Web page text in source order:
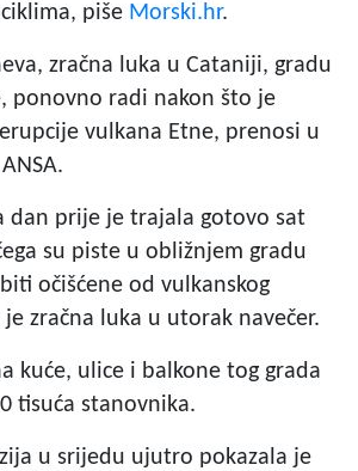
piše Morski.hr.
zračna luka u Cataniji, gradu
ponovno radi nakon što je
vulkana Etne, prenosi u
dan prije je trajala gotovo sat
su piste u obližnjem gradu
očišćene od vulkanskog
zračna luka u utorak navečer.
kuće, ulice i balkone tog grada
tisuća stanovnika.
u srijedu ujutro pokazala je